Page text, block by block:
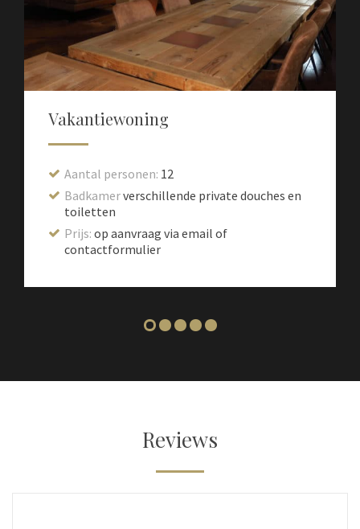
Vakantiewoning
Aantal personen: 12
Badkamerverschillende private douches en
toiletten
Prijs: op aanvraag via email of
contactformulier
Reviews